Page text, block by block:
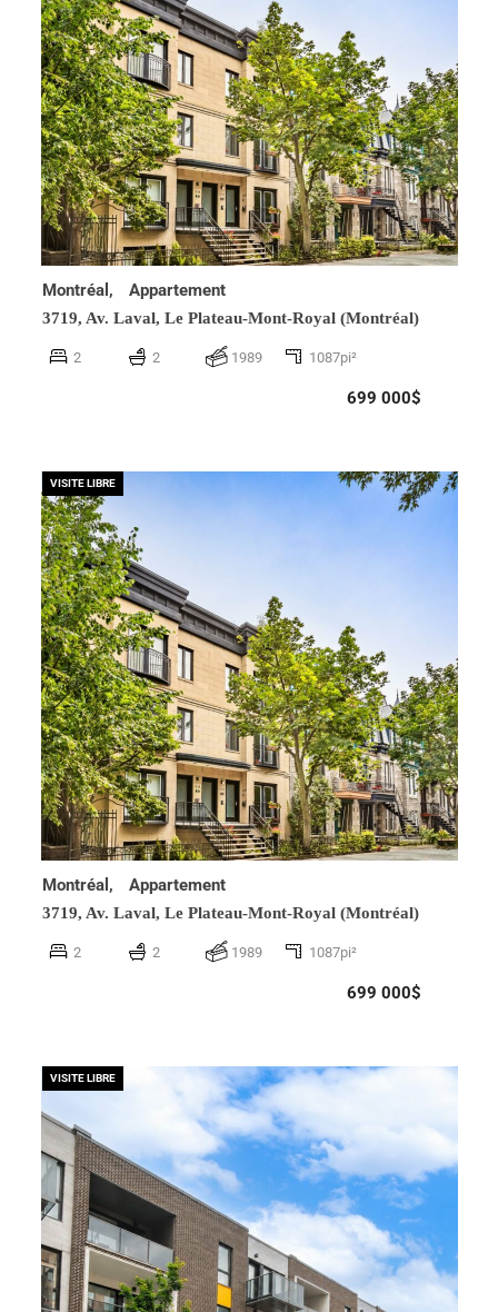
Montréal, Appartement
3719, Av. Laval, Le Plateau-Mont-Royal (Montréal)
2 2 1989 1087pi²
699 000$
VISITE LIBRE
Montréal, Appartement
3719, Av. Laval, Le Plateau-Mont-Royal (Montréal)
2 2 1989 1087pi²
699 000$
VISITE LIBRE